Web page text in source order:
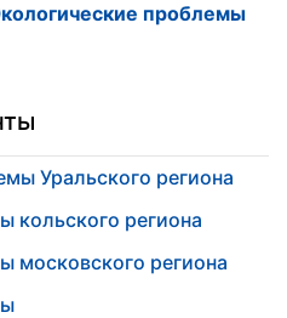
проблемы
Уральского региона
кольского региона
московского региона